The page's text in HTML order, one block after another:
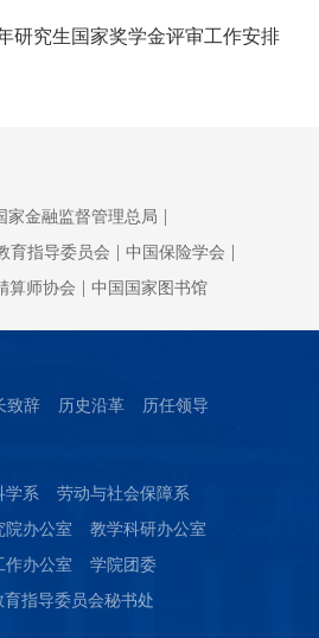
研究生国家奖学金评审工作安排
家金融监督管理总局 |
育指导委员会 | 中国保险学会 |
算师协会 | 中国国家图书馆
致辞 历史沿革 历任领导
学系
劳动与社会保障系
院办公室
教学科研办公室
作办公室
学院团委
指导委员会秘书处